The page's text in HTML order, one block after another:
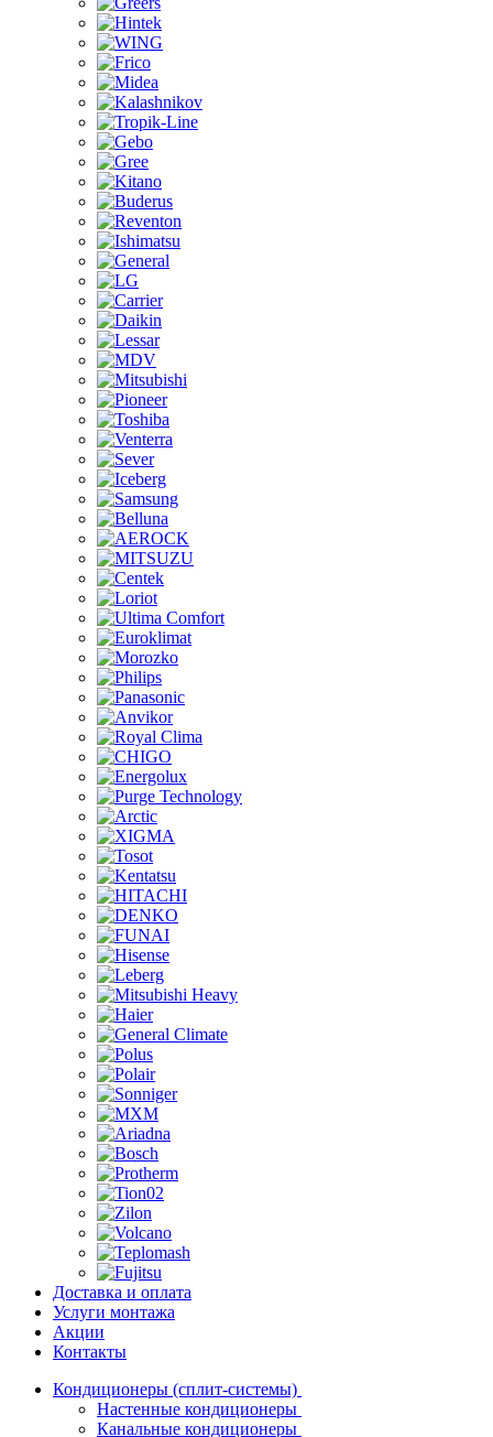
Доставка и оплата
Услуги монтажа
Акции
Контакты
Кондиционеры (сплит-системы)
Настенные кондиционеры
Канальные кондиционеры